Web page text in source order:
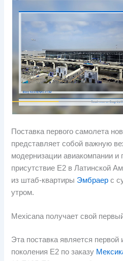
Поставка первого самолета
представляет собой важную
модернизации авиакомпании и
присутствие E2 в Латинской
из штаб-квартиры Эмбраер с
утром.
Mexicana получает свой
Эта поставка является первой
поколения E2 по заказу